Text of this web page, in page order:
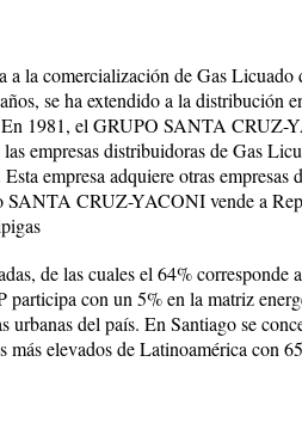
a la comercialización de Gas
se ha extendido a la distribución
En 1981, el GRUPO SANTA CRUZ-
empresas distribuidoras de Gas
empresa adquiere otras empresas
SANTA CRUZ-YACONI vende a
de las cuales el 64% corresponde
con un 5% en la matriz
urbanas del país. En Santiago se
elevados de Latinoamérica con